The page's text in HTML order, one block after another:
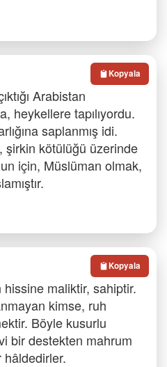
Arabistan
heykellere tapılıyordu.
saplanmış idi.
şirkin kötülüğü üzerinde
için, Müslüman olmak,
Kopyala
hissine maliktir, sahiptir.
kimse, ruh
Böyle kusurlu
bir destekten mahrum
hâldedirler.
Kopyala